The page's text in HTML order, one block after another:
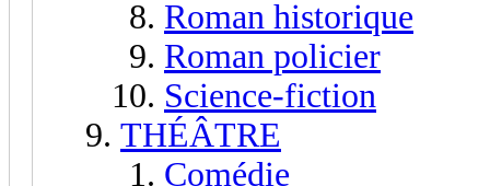
Roman historique
Roman policier
Science-fiction
THÉÂTRE
Comédie